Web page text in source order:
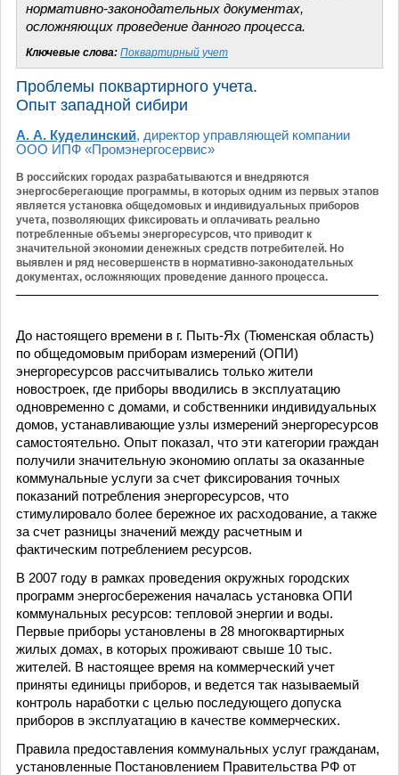
нормативно-законодательных документах,
осложняющих проведение данного процесса.
Ключевые слова: Поквартирный учет
Проблемы поквартирного учета.
Опыт западной сибири
А. А. Куделинский, директор управляющей компании
ООО ИПФ «Промэнергосервис»
В российских городах разрабатываются и внедряются
энергосберегающие программы, в которых одним из первых этапов
является установка общедомовых и индивидуальных приборов
учета, позволяющих фиксировать и оплачивать реально
потребленные объемы энергоресурсов, что приводит к
значительной экономии денежных средств потребителей. Но
выявлен и ряд несовершенств в нормативно-законодательных
документах, осложняющих проведение данного процесса.
До настоящего времени в г. Пыть-Ях (Тюменская область)
по общедомовым приборам измерений (ОПИ)
энергоресурсов рассчитывались только жители
новостроек, где приборы вводились в эксплуатацию
одновременно с домами, и собственники индивидуальных
домов, устанавливающие узлы измерений энергоресурсов
самостоятельно. Опыт показал, что эти категории граждан
получили значительную экономию оплаты за оказанные
коммунальные услуги за счет фиксирования точных
показаний потребления энергоресурсов, что
стимулировало более бережное их расходование, а также
за счет разницы значений между расчетным и
фактическим потреблением ресурсов.
В 2007 году в рамках проведения окружных городских
программ энергосбережения началась установка ОПИ
коммунальных ресурсов: тепловой энергии и воды.
Первые приборы установлены в 28 многоквартирных
жилых домах, в которых проживают свыше 10 тыс.
жителей. В настоящее время на коммерческий учет
приняты единицы приборов, и ведется так называемый
контроль наработки с целью последующего допуска
приборов в эксплуатацию в качестве коммерческих.
Правила предоставления коммунальных услуг гражданам,
установленные Постановлением Правительства РФ от